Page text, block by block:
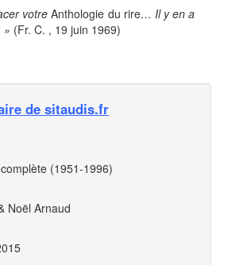
votreAnthologie du rire… Il y en a
» (Fr. C. , 19 juin 1969)
de sitaudis.fr
ète (1951-1996)
Noël Arnaud